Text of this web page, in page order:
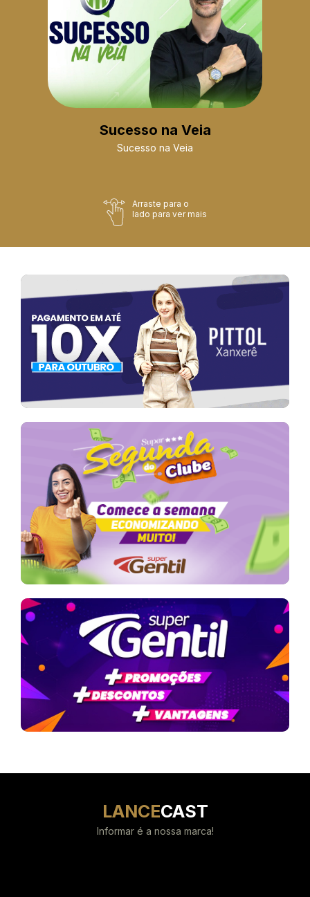
Sucesso na Veia
Sucesso na Veia
Arraste para o
lado para ver mais
LANCECAST
Informar é a nossa marca!